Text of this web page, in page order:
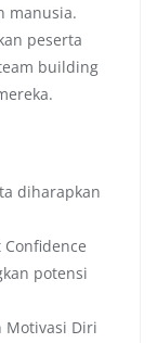
manusia.
peserta
building
diharapkan
potensi
Motivasi Diri